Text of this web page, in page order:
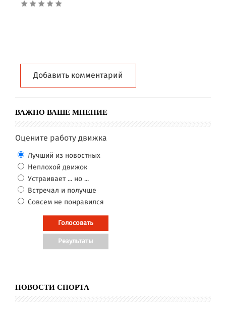
Добавить комментарий
ВАЖНО ВАШЕ МНЕНИЕ
Оцените работу движка
Лучший из новостных
Неплохой движок
Устраивает ... но ...
Встречал и получше
Совсем не понравился
НОВОСТИ СПОРТА